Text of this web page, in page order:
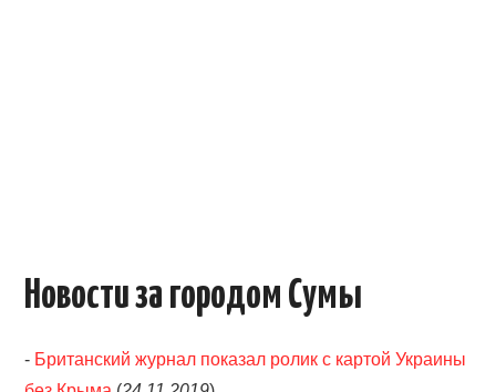
Новости за городом Сумы
- Британский журнал показал ролик с картой Украины